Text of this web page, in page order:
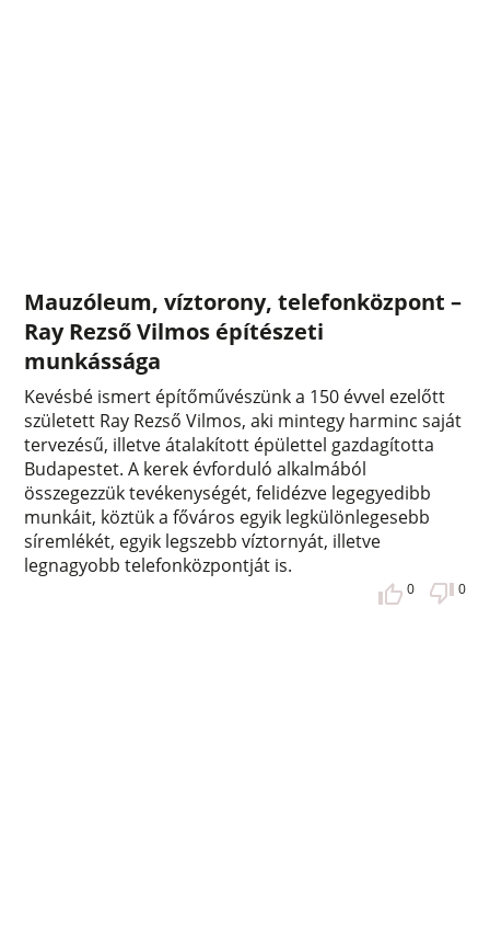
Mauzóleum, víztorony, telefonközpont –
Ray Rezső Vilmos építészeti
munkássága
Kevésbé ismert építőművészünk a 150 évvel ezelőtt
született Ray Rezső Vilmos, aki mintegy harminc saját
tervezésű, illetve átalakított épülettel gazdagította
Budapestet. A kerek évforduló alkalmából
összegezzük tevékenységét, felidézve legegyedibb
munkáit, köztük a főváros egyik legkülönlegesebb
síremlékét, egyik legszebb víztornyát, illetve
legnagyobb telefonközpontját is.
0 0